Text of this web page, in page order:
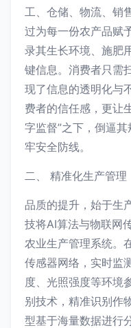
工、仓储、物流、销
过为每一份农产品赋
录其生长环境、施肥
键信息。消费者只需
现了信息的透明化与
费者的信任感，更让
字监督”之下，倒逼
牢安全防线。
二、 精准化生产管
品质的提升，始于生
技将AI算法与物联网
农业生产管理系统。
传感器网络，实时监
度、光照强度等环境
别技术，精准识别作
型基于海量数据进行